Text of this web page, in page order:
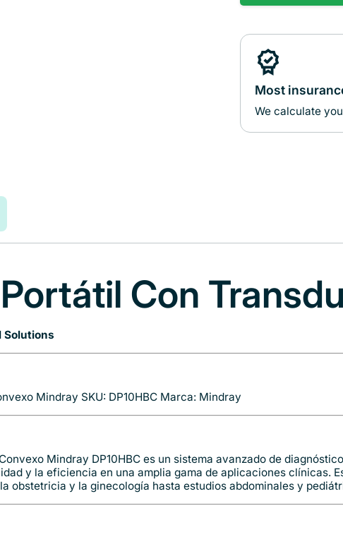
Most
We calculate
Con
Solutions
Mindray SKU: DP10HBC Marca: Mindray
Mindray DP10HBC es un sistema avanzado de
y la eficiencia en una amplia gama de aplicaciones clínicas.
obstetricia y la ginecología hasta estudios abdominales y